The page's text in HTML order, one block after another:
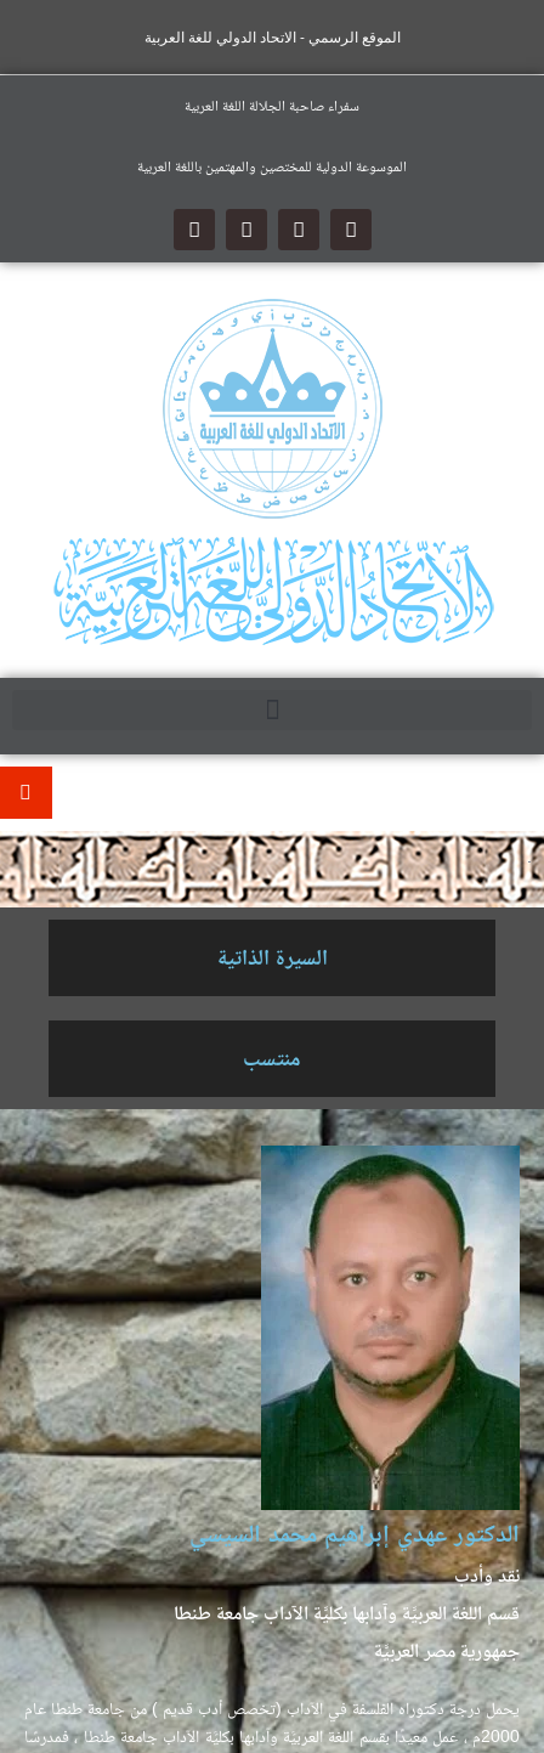
الموقع الرسمي - الاتحاد الدولي للغة العربية
سفراء صاحبة الجلالة اللغة العربية
الموسوعة الدولية للمختصين والمهتمين باللغة العربية
.
السيرة الذاتية
منتسب
الدكتور عهدي إبراهيم محمد السيسي
نقد وأدب
قسم اللغة العربيَّة وآدابها بكليَّة الآداب جامعة طنطا
جمهورية مصر العربيَّة
يحمل درجة دكتوراه الفلسفة في الآداب (تخصص أدب قديم ) من جامعة طنطا عام
2000م ، عمل معيدًا بقسم اللغة العربيَّة وآدابها بكليَّة الآداب جامعة طنطا ، فمدرسًا